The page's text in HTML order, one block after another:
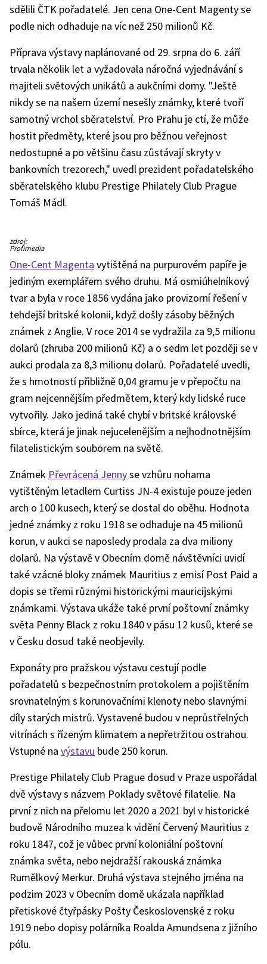
sdělili ČTK pořadatelé. Jen cena One-Cent Magenty se
podle nich odhaduje na víc než 250 milionů Kč.
Příprava výstavy naplánované od 29. srpna do 6. září
trvala několik let a vyžadovala náročná vyjednávání s
majiteli světových unikátů a aukčními domy. "Ještě
nikdy se na našem území nesešly známky, které tvoří
samotný vrchol sběratelství. Pro Prahu je ctí, že může
hostit předměty, které jsou pro běžnou veřejnost
nedostupné a po většinu času zůstávají skryty v
bankovních trezorech," uvedl prezident pořadatelského
sběratelského klubu Prestige Philately Club Prague
Tomáš Mádl.
zdroj:
Profimedia
One-Cent Magenta vytištěná na purpurovém papíře je
jediným exemplářem svého druhu. Má osmiúhelníkový
tvar a byla v roce 1856 vydána jako provizorní řešení v
tehdejší britské kolonii, když došly zásoby běžných
známek z Anglie. V roce 2014 se vydražila za 9,5 milionu
dolarů (zhruba 200 milionů Kč) a o sedm let později se v
aukci prodala za 8,3 milionu dolarů. Pořadatelé uvedli,
že s hmotností přibližně 0,04 gramu je v přepočtu na
gram nejcennějším předmětem, který kdy lidské ruce
vytvořily. Jako jediná také chybí v britské královské
sbírce, která je jinak nejucelenějším a nejhodnotnějším
filatelistickým souborem na světě.
Známek Převrácená Jennyse vzhůru nohama
vytištěným letadlem Curtiss JN-4 existuje pouze jeden
arch o 100 kusech, který se dostal do oběhu. Hodnota
jedné známky z roku 1918 se odhaduje na 45 milionů
korun, v aukci se naposledy prodala za dva miliony
dolarů. Na výstavě v Obecním domě návštěvníci uvidí
také vzácné bloky známek Mauritius z emisí Post Paid a
dopis se třemi různými historickými mauricijskými
známkami. Výstava ukáže také první poštovní známky
světa Penny Black z roku 1840 v pásu 12 kusů, které se
v Česku dosud také neobjevily.
Exponáty pro pražskou výstavu cestují podle
pořadatelů s bezpečnostním protokolem a pojištěním
srovnatelným s korunovačními klenoty nebo slavnými
díly starých mistrů. Vystavené budou v neprůstřelných
vitrínách s řízeným klimatem a nepřetržitou ostrahou.
Vstupné na výstavu bude 250 korun.
Prestige Philately Club Prague dosud v Praze uspořádal
dvě výstavy s názvem Poklady světové filatelie. Na
první z nich na přelomu let 2020 a 2021 byl v historické
budově Národního muzea k vidění Červený Mauritius z
roku 1847, což je vůbec první koloniální poštovní
známka světa, nebo nejdražší rakouská známka
Rumělkový Merkur. Druhá výstava stejného jména na
podzim 2023 v Obecním domě ukázala například
přetiskové čtyřpásky Pošty Československé z roku
1919 nebo dopisy polárníka Roalda Amundsena z jižního
pólu.